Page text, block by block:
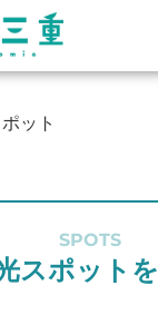
ット
SPOTS
スポット